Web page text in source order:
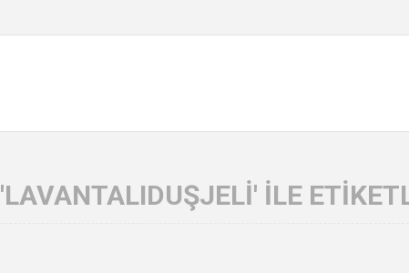
'LAVANTALIDUŞJELI' ILE